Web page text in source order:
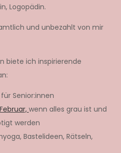
Logopädin.
und unbezahlt von mir
biete ich inspirierende
Senior:innen
wenn alles grau ist und
werden
Bastelideen, Rätseln,